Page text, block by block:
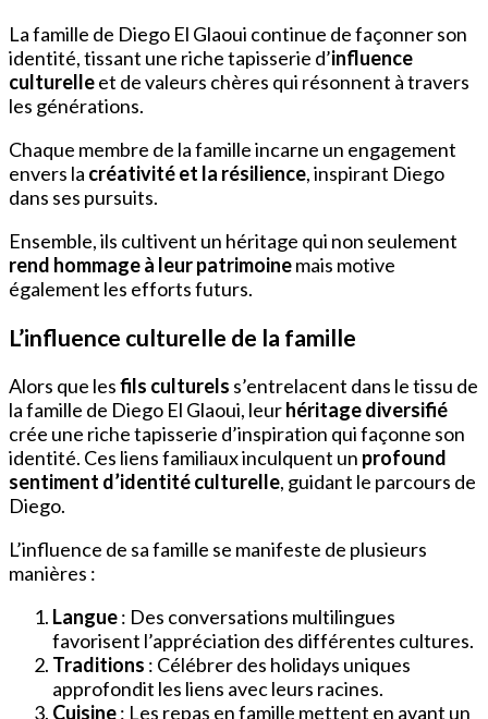
La famille de Diego El Glaoui continue de façonner son
identité, tissant une riche tapisserie d’influence
culturelleet de valeurs chères qui résonnent à travers
les générations.
Chaque membre de la famille incarne un engagement
envers la créativité et la résilience, inspirant Diego
dans ses pursuits.
Ensemble, ils cultivent un héritage qui non seulement
rend hommage à leur patrimoinemais motive
également les efforts futurs.
L’influence culturelle de la famille
Alors que lesfils culturels s’entrelacent dans le tissu de
la famille de Diego El Glaoui, leurhéritage diversifié
crée une riche tapisserie d’inspiration qui façonne son
identité. Ces liens familiaux inculquent un profound
sentiment d’identité culturelle, guidant le parcours de
Diego.
L’influence de sa famille se manifeste de plusieurs
manières :
Langue: Des conversations multilingues
favorisent l’appréciation des différentes cultures.
Traditions : Célébrer des holidays uniques
approfondit les liens avec leurs racines.
Cuisine: Les repas en famille mettent en avant un